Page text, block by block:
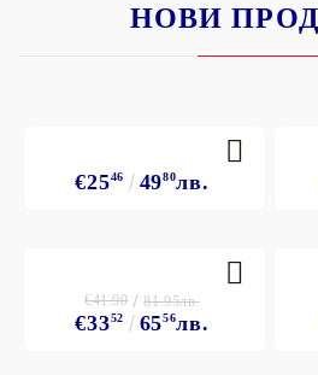
НОВИ
€2546 4980лв.
€3352 6556лв.
€41.90 81.95лв.